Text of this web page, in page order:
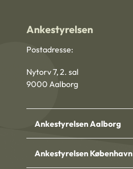
Ankestyrelsen
Postadresse:
Nytorv 7, 2. sal
9000 Aalborg
Ankestyrelsen Aalborg
Ankestyrelsen København